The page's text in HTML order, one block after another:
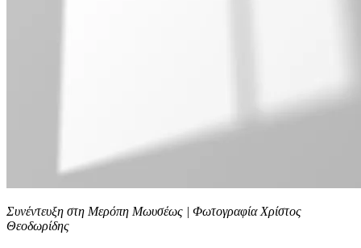
Συνέντευξη στη Μερόπη Μωυσέως | Φωτογραφία Χρίστος
Θεοδωρίδης